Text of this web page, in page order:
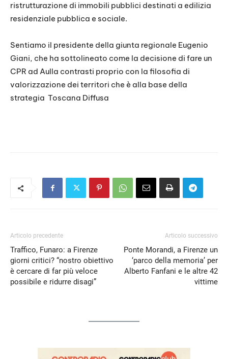
ristrutturazione di immobili pubblici destinati a edilizia
residenziale pubblica e sociale.
Sentiamo il presidente della giunta regionale Eugenio
Giani, che ha sottolineato come la decisione di fare un
CPR ad Aulla contrasti proprio con la filosofia di
valorizzazione dei territori che è alla base della
strategia Toscana Diffusa
Articolo precedente
Traffico, Funaro: a Firenze
giorni critici? “nostro obiettivo
è cercare di far più veloce
possibile e ridurre disagi”
Articolo successivo
Ponte Morandi, a Firenze un
‘parco della memoria’ per
Alberto Fanfani e le altre 42
vittime